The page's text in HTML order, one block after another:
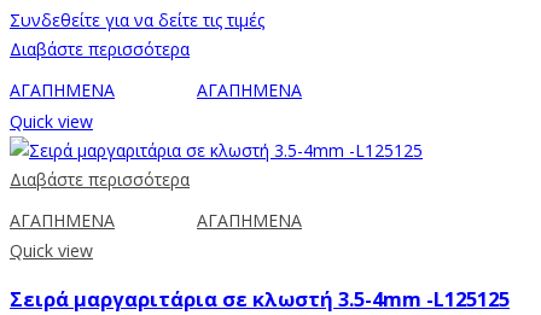
Συνδεθείτε για να δείτε τις τιμές
Διαβάστε περισσότερα
ΑΓΑΠΗΜΕΝΑ
ΑΓΑΠΗΜΕΝΑ
Quick view
Διαβάστε περισσότερα
ΑΓΑΠΗΜΕΝΑ
ΑΓΑΠΗΜΕΝΑ
Quick view
Σειρά μαργαριτάρια σε κλωστή 3.5-4mm -L125125